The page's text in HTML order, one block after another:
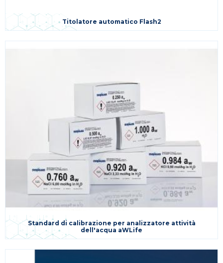
Titolatore automatico Flash2
Standard di calibrazione per analizzatore attività
dell'acqua aWLife